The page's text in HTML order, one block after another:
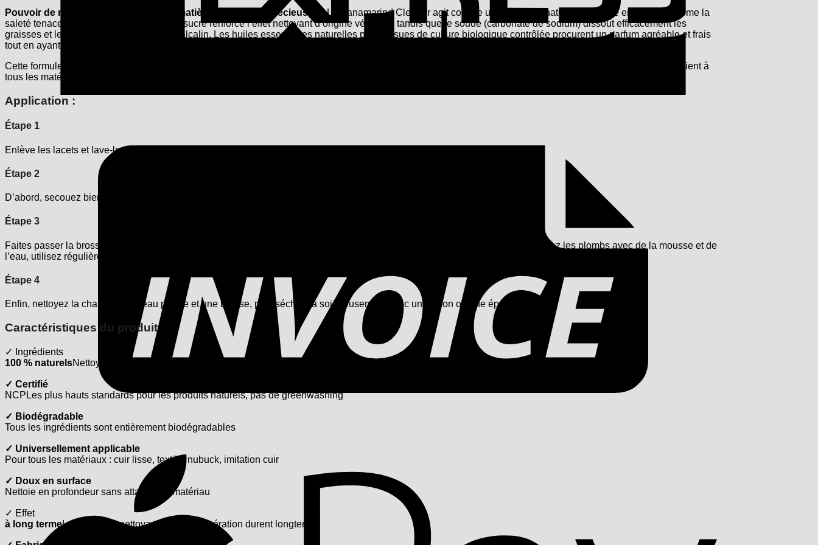
Pouvoir de nettoyage naturel issu de matières premières précieuses :Le Panamarind Cleaner agit comme un tensioactif naturel et élimine en douceur même la
saleté tenace de la surface. Le surfactant sucré renforce l’effet nettoyant d’origine végétale, tandis que le soude (carbonate de sodium) dissout efficacement les
graisses et les protéines grâce à son pH alcalin. Les huiles essentielles naturelles pures issues de culture biologique contrôlée procurent un parfum agréable et frais
tout en ayant un effet antibactérien.
Cette formule innovante combine des effets nettoyants et rafraîchissants à long terme avec une application la plus simple possible. La mousse nettoyante convient à
tous les matériaux de baskets – qu’il s’agisse de cuir lisse, textile, nubuck ou cuir artificiel.
Application :
Étape 1
Enlève les lacets et lave-les séparément, puis re-enfile après entretien !
Étape 2
D’abord, secouez bien. Étalez la mousse du nettoyant pour baskets Tapir sur la chaussure et le bord de la semelle.
Étape 3
Faites passer la brosse humidifiée avec la mousse en mouvements circulaires sur la chaussure et le bord de la semelle. Nettoyez les plombs avec de la mousse et de
l’eau, utilisez régulièrement de l’eau et de la mousse pour enlever la saleté.
Étape 4
Enfin, nettoyez la chaussure à l’eau propre et une brosse, puis séchez-la soigneusement avec un chiffon ou une éponge.
Caractéristiques du produit
✓ Ingrédients
100 % naturelsNettoyant Panamarind, sucre surfactant et huiles essentielles entièrement naturelles
✓ Certifié
NCPLes plus hauts standards pour les produits naturels, pas de greenwashing
✓ Biodégradable
Tous les ingrédients sont entièrement biodégradables
✓ Universellement applicable
Pour tous les matériaux : cuir lisse, textile, nubuck, imitation cuir
✓ Doux en surface
Nettoie en profondeur sans attaquer le matériau
✓ Effet
à long termeLes effets de nettoyage et de régénération durent longtemps